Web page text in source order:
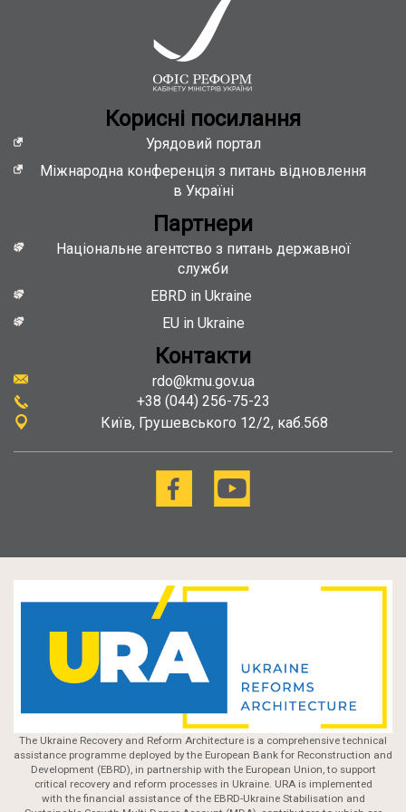
Кориснi посилання
Урядовий портал
Міжнародна конференція з питань відновлення
в Україні
Партнери
Національне агентство з питань державної
служби
EBRD in Ukraine
EU in Ukraine
Контакти
rdo@kmu.gov.ua
+38 (044) 256-75-23
Київ Грушевського 12/2, каб.568
The Ukraine Recovery and Reform Architecture is a comprehensive technical
assistance programme deployed by the European Bank for Reconstruction and
Development (EBRD), in partnership with the European Union, to support
critical recovery and reform processes in Ukraine. URA is implemented
with the financial assistance of the EBRD-Ukraine Stabilisation and